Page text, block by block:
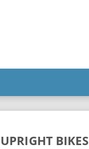
UPRIGHT BIKES